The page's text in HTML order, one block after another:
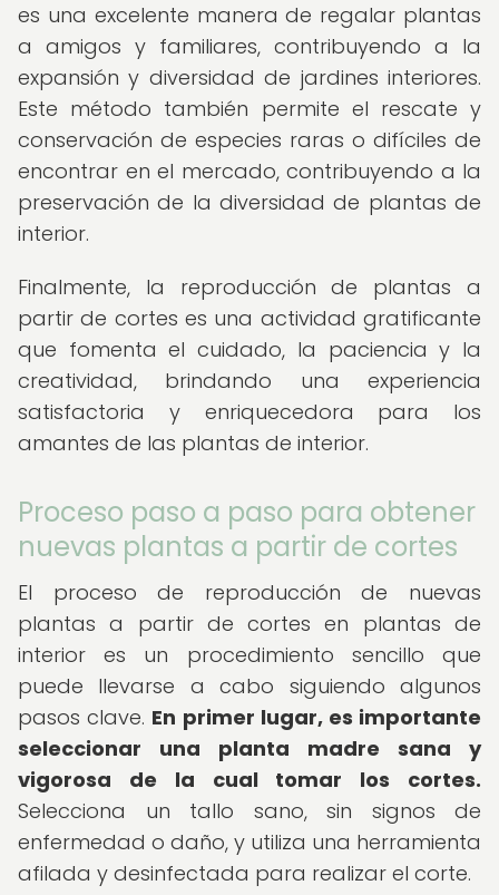
es una excelente manera de regalar plantas
a amigos y familiares, contribuyendo a la
expansión y diversidad de jardines interiores.
Este método también permite el rescate y
conservación de especies raras o difíciles de
encontrar en el mercado, contribuyendo a la
preservación de la diversidad de plantas de
interior.
Finalmente, la reproducción de plantas a
partir de cortes es una actividad gratificante
que fomenta el cuidado, la paciencia y la
creatividad, brindando una experiencia
satisfactoria y enriquecedora para los
amantes de las plantas de interior.
Proceso paso a paso para obtener
nuevas plantas a partir de cortes
El proceso de reproducción de nuevas
plantas a partir de cortes en plantas de
interior es un procedimiento sencillo que
puede llevarse a cabo siguiendo algunos
pasos clave. En primer lugar, es importante
seleccionar una planta madre sana y
vigorosa de la cual tomar los cortes.
Selecciona un tallo sano, sin signos de
enfermedad o daño, y utiliza una herramienta
afilada y desinfectada para realizar el corte.